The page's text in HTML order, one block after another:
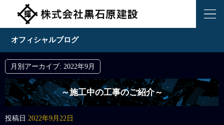
オフィシャルブログ
月別アーカイブ: 2022年9月
～施工中の工事のご紹介～
投稿日 2022年9月22日